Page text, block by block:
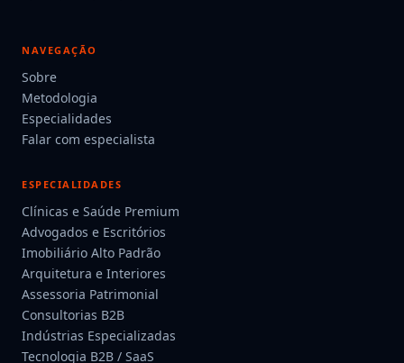
NAVEGAÇÃO
Sobre
Metodologia
Especialidades
Falar com especialista
ESPECIALIDADES
Clínicas e Saúde Premium
Advogados e Escritórios
Imobiliário Alto Padrão
Arquitetura e Interiores
Assessoria Patrimonial
Consultorias B2B
Indústrias Especializadas
Tecnologia B2B / SaaS